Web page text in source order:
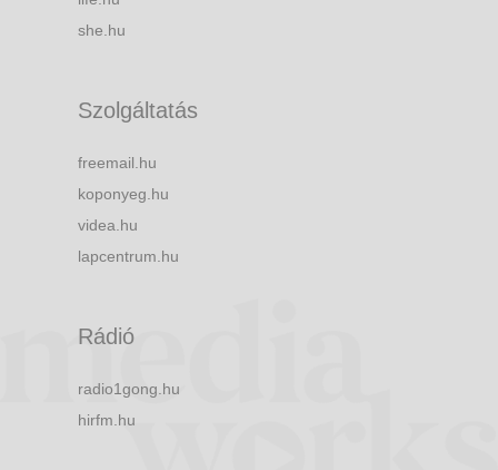
she.hu
Szolgáltatás
freemail.hu
koponyeg.hu
videa.hu
lapcentrum.hu
Rádió
radio1gong.hu
hirfm.hu